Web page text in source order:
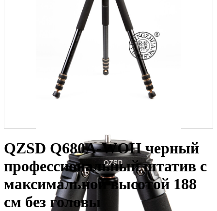
QZSD Q680A-WOH черный
профессиональный штатив с
максимальной высотой 188
см без головы